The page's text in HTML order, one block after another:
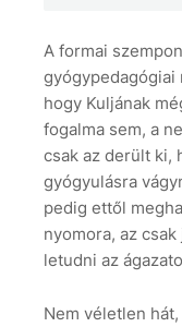
A formai
hogy Kuljának
fogalma sem, a
csak az derült ki,
gyógyulásra
pedig ettől
nyomora, az
letudni az
Nem véletlen